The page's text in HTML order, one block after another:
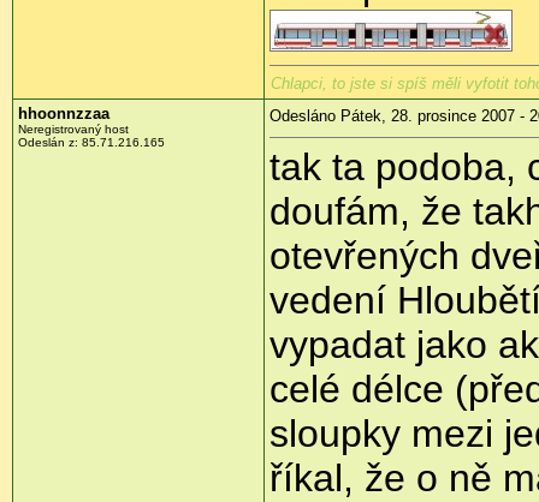
Chlapci, to jste si spíš měli vyfotit
hhoonnzzaa
Neregistrovaný host
Odeslán z: 85.71.216.165
Odesláno Pátek, 28. prosince 2007 -
tak ta podoba,
doufám, že
otevřených
vedení
vypadat jako
celé délce
sloupky mezi
říkal, že o ně